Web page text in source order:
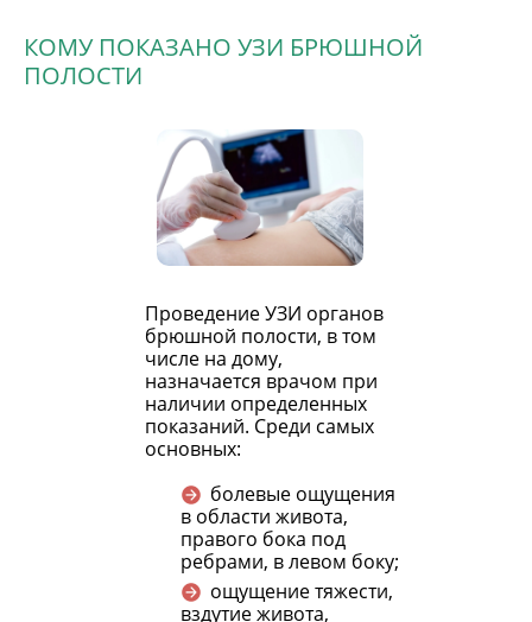
КОМУ ПОКАЗАНО УЗИ БРЮШНОЙ
ПОЛОСТИ
Проведение УЗИ органов
брюшной полости, в том
числе на дому,
назначается врачом при
наличии определенных
показаний. Среди самых
основных:
болевые ощущения
в области живота,
правого бока под
ребрами, в левом боку;
ощущение тяжести,
вздутие живота,